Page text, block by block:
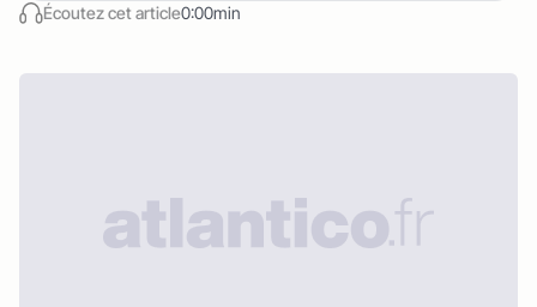
Écoutez cet article0:00min